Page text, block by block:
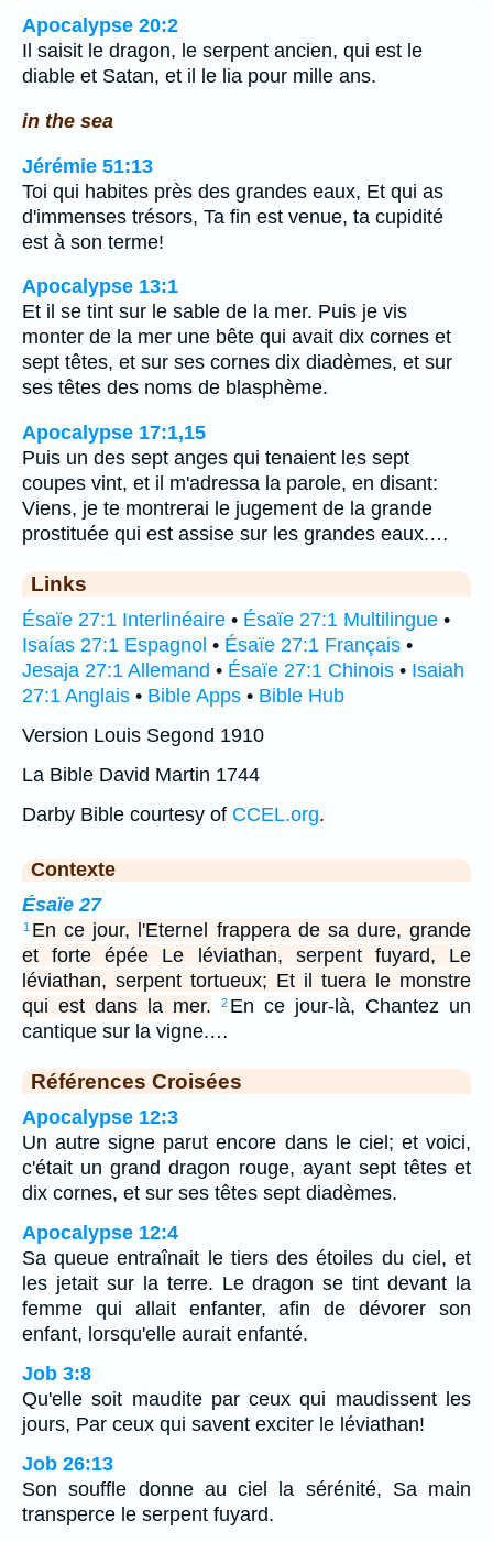
Apocalypse 20:2
Il saisit le dragon, le serpent ancien, qui est le
diable et Satan, et il le lia pour mille ans.
in the sea
Jérémie 51:13
Toi qui habites près des grandes eaux, Et qui as
d'immenses trésors, Ta fin est venue, ta cupidité
est à son terme!
Apocalypse 13:1
Et il se tint sur le sable de la mer. Puis je vis
monter de la mer une bête qui avait dix cornes et
sept têtes, et sur ses cornes dix diadèmes, et sur
ses têtes des noms de blasphème.
Apocalypse 17:1,15
Puis un des sept anges qui tenaient les sept
coupes vint, et il m'adressa la parole, en disant:
Viens, je te montrerai le jugement de la grande
prostituée qui est assise sur les grandes eaux.…
Links
Ésaïe 27:1 Interlinéaire • Ésaïe 27:1 Multilingue •
Isaías 27:1 Espagnol • Ésaïe 27:1 Français •
Jesaja 27:1 Allemand • Ésaïe 27:1 Chinois • Isaiah
27:1 Anglais • Bible Apps • Bible Hub
Version Louis Segond 1910
La Bible David Martin 1744
Darby Bible courtesy of CCEL.org.
Contexte
Ésaïe 27
1 En ce jour, l'Eternel frappera de sa dure, grande
et forte épée Le léviathan, serpent fuyard, Le
léviathan, serpent tortueux; Et il tuera le monstre
qui est dans la mer.
2 En ce jour-là, Chantez un
cantique sur la vigne.…
Références Croisées
Apocalypse 12:3
Un autre signe parut encore dans le ciel; et voici,
c'était un grand dragon rouge, ayant sept têtes et
dix cornes, et sur ses têtes sept diadèmes.
Apocalypse 12:4
Sa queue entraînait le tiers des étoiles du ciel, et
les jetait sur la terre. Le dragon se tint devant la
femme qui allait enfanter, afin de dévorer son
enfant, lorsqu'elle aurait enfanté.
Job 3:8
Qu'elle soit maudite par ceux qui maudissent les
jours, Par ceux qui savent exciter le léviathan!
Job 26:13
Son souffle donne au ciel la sérénité, Sa main
transperce le serpent fuyard.